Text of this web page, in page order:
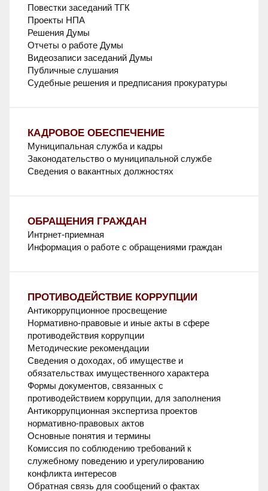
Повестки заседаний ТГК
Проекты НПА
Решения Думы
Отчеты о работе Думы
Видеозаписи заседаний Думы
Публичные слушания
Судебные решения и предписания прокуратуры
КАДРОВОЕ ОБЕСПЕЧЕНИЕ
Муниципальная служба и кадры
Законодательство о муниципальной службе
Сведения о вакантных должностях
ОБРАЩЕНИЯ ГРАЖДАН
Интрнет-приемная
Информация о работе с обращениями граждан
ПРОТИВОДЕЙСТВИЕ КОРРУПЦИИ
Антикоррупционное просвещение
Нормативно-правовые и иные акты в сфере
противодействия коррупции
Методические рекомендации
Сведения о доходах, об имуществе и
обязательствах имущественного характера
Формы документов, связанных с
противодействием коррупции, для заполнения
Антикоррупционная экспертиза проектов
нормативно-правовых актов
Основные понятия и термины
Комиссия по соблюдению требований к
служебному поведению и урегулированию
конфликта интересов
Обратная связь для сообщений о фактах